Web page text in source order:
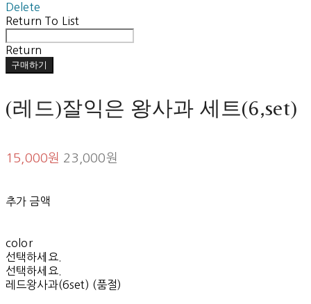
Delete
Return To List
Return
구매하기
(레드)잘익은 왕사과 세트(6,set)
15,000원 23,000원
추가 금액
color
선택하세요.
선택하세요.
레드왕사과(6set) (품절)